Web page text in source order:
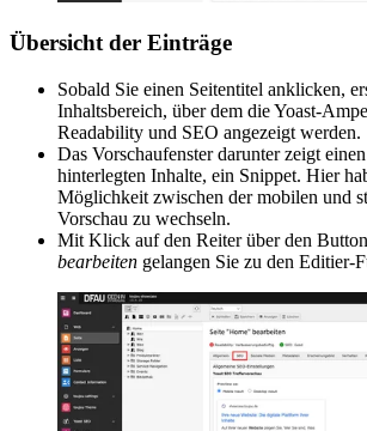
Übersicht der Einträge
Sobald Sie einen Seitentitel anklicken,
Inhaltsbereich, über dem die Yoast-
Readability und SEO angezeigt werden.
Das Vorschaufenster darunter zeigt
hinterlegten Inhalte, ein Snippet. Hier
Möglichkeit zwischen der mobilen und
Vorschau zu wechseln.
Mit Klick auf den Reiter über den Button
bearbeiten gelangen Sie zu den Editier-